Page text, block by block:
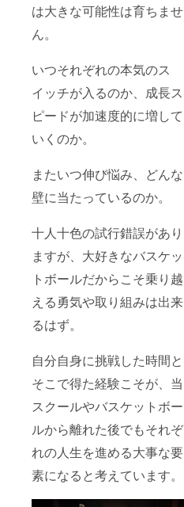
は大きな可能性は育ちませ
ん。
いつそれぞれの本気のス
イッチが入るのか、成長ス
ピードが加速度的に増して
いくのか。
またいつ伸び悩み、どんな
壁に当たっているのか。
十人十色の試行錯誤があり
ますが、大好きなバスケッ
トボールだからこそ乗り越
える勇気や取り組みは出来
るはず。
自分自身に挑戦した時間と
そこで得た経験こそが、当
スクールやバスケットボー
ルから離れた後でもそれぞ
れの人生を進める大事な要
素になると考えています。